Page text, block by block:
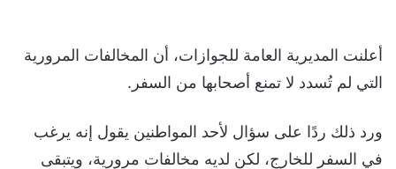
أعلنت المديرية العامة للجوازات، أن المخالفات المرورية
التي لم تُسدد لا تمنع أصحابها من السفر.
ورد ذلك ردًا على سؤال لأحد المواطنين يقول إنه يرغب
في السفر للخارج، لكن لديه مخالفات مرورية، ويتبقى